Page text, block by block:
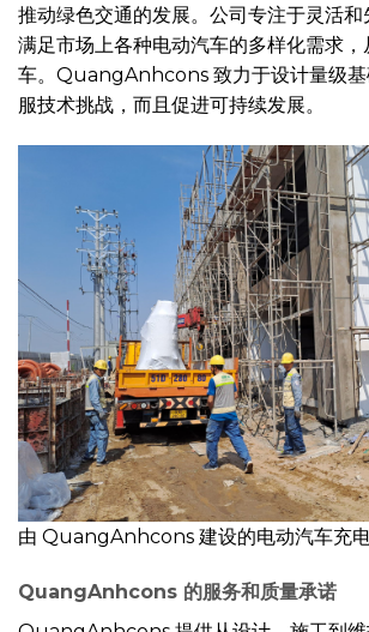
推动绿色交通的发展。公司专注于灵活
满足市场上各种电动汽车的多样化需求
车。QuangAnhcons 致力于设计量级基
服技术挑战，而且促进可持续发展。
由 QuangAnhcons 建设的电动汽车充电
QuangAnhcons 的服务和质量承诺